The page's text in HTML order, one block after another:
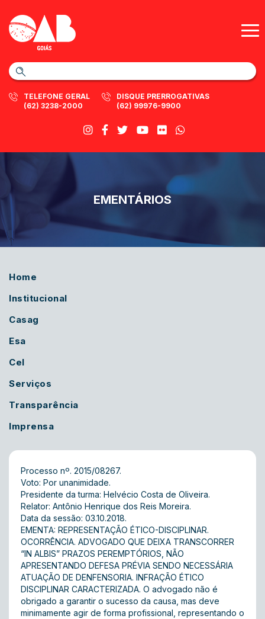
TELEFONE GERAL
(62) 3238-2000
DISQUE PRERROGATIVAS
(62) 99976-9900
EMENTÁRIOS
Home
Institucional
Casag
Esa
Cel
Serviços
Transparência
Imprensa
Processo nº. 2015/08267.
Voto: Por unanimidade.
Presidente da turma: Helvécio Costa de Oliveira.
Relator: Antônio Henrique dos Reis Moreira.
Data da sessão: 03.10.2018.
EMENTA: REPRESENTAÇÃO ÉTICO-DISCIPLINAR.
OCORRÊNCIA. ADVOGADO QUE DEIXA TRANSCORRER
“IN ALBIS” PRAZOS PEREMPTÓRIOS, NÃO
APRESENTANDO DEFESA PRÉVIA SENDO NECESSÁRIA
ATUAÇÃO DE DENFENSORIA. INFRAÇÃO ÉTICO
DISCIPLINAR CARACTERIZADA. O advogado não é
obrigado a garantir o sucesso da causa, mas deve
minimamente agir de forma profissional, representando o